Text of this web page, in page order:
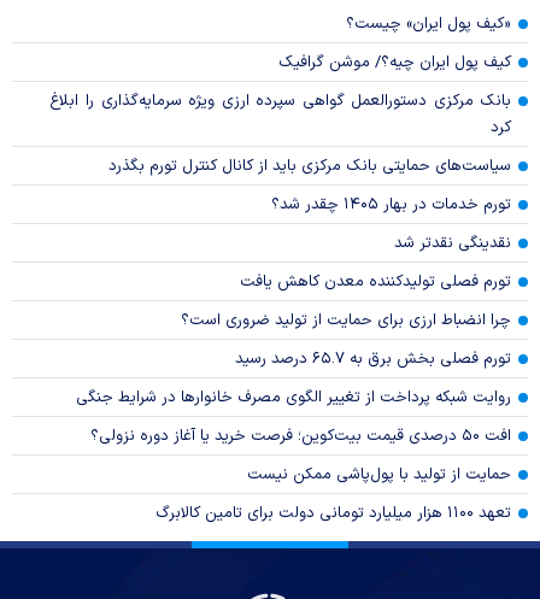
«کیف پول ایران» چیست؟
کیف پول ایران چیه؟/ موشن گرافیک
بانک مرکزی دستورالعمل گواهی سپرده ارزی ویژه سرمایه‌گذاری را ابلاغ
کرد
سیاست‌های حمایتی بانک مرکزی باید از کانال کنترل تورم بگذرد
تورم خدمات در بهار ۱۴۰۵ چقدر شد؟
نقدینگی نقدتر شد
تورم فصلی تولیدکننده معدن کاهش یافت
چرا انضباط ارزی برای حمایت از تولید ضروری است؟
تورم فصلی بخش برق به ۶۵.۷ درصد رسید
روایت شبکه پرداخت از تغییر الگوی مصرف خانوار‌ها در شرایط جنگی
افت ۵۰ درصدی قیمت بیت‌کوین؛ فرصت خرید یا آغاز دوره نزولی؟
حمایت از تولید با پول‌پاشی ممکن نیست
تعهد ۱۱۰۰ هزار میلیارد تومانی دولت برای تامین کالابرگ